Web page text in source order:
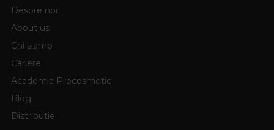
Despre noi
About us
Chi siamo
Cariere
Academia Procosmetic
Blog
Distributie